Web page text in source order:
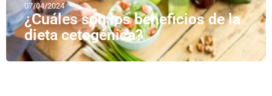
07/04/2024
¿Cuáles son los beneficios de la
dieta cetogénica?